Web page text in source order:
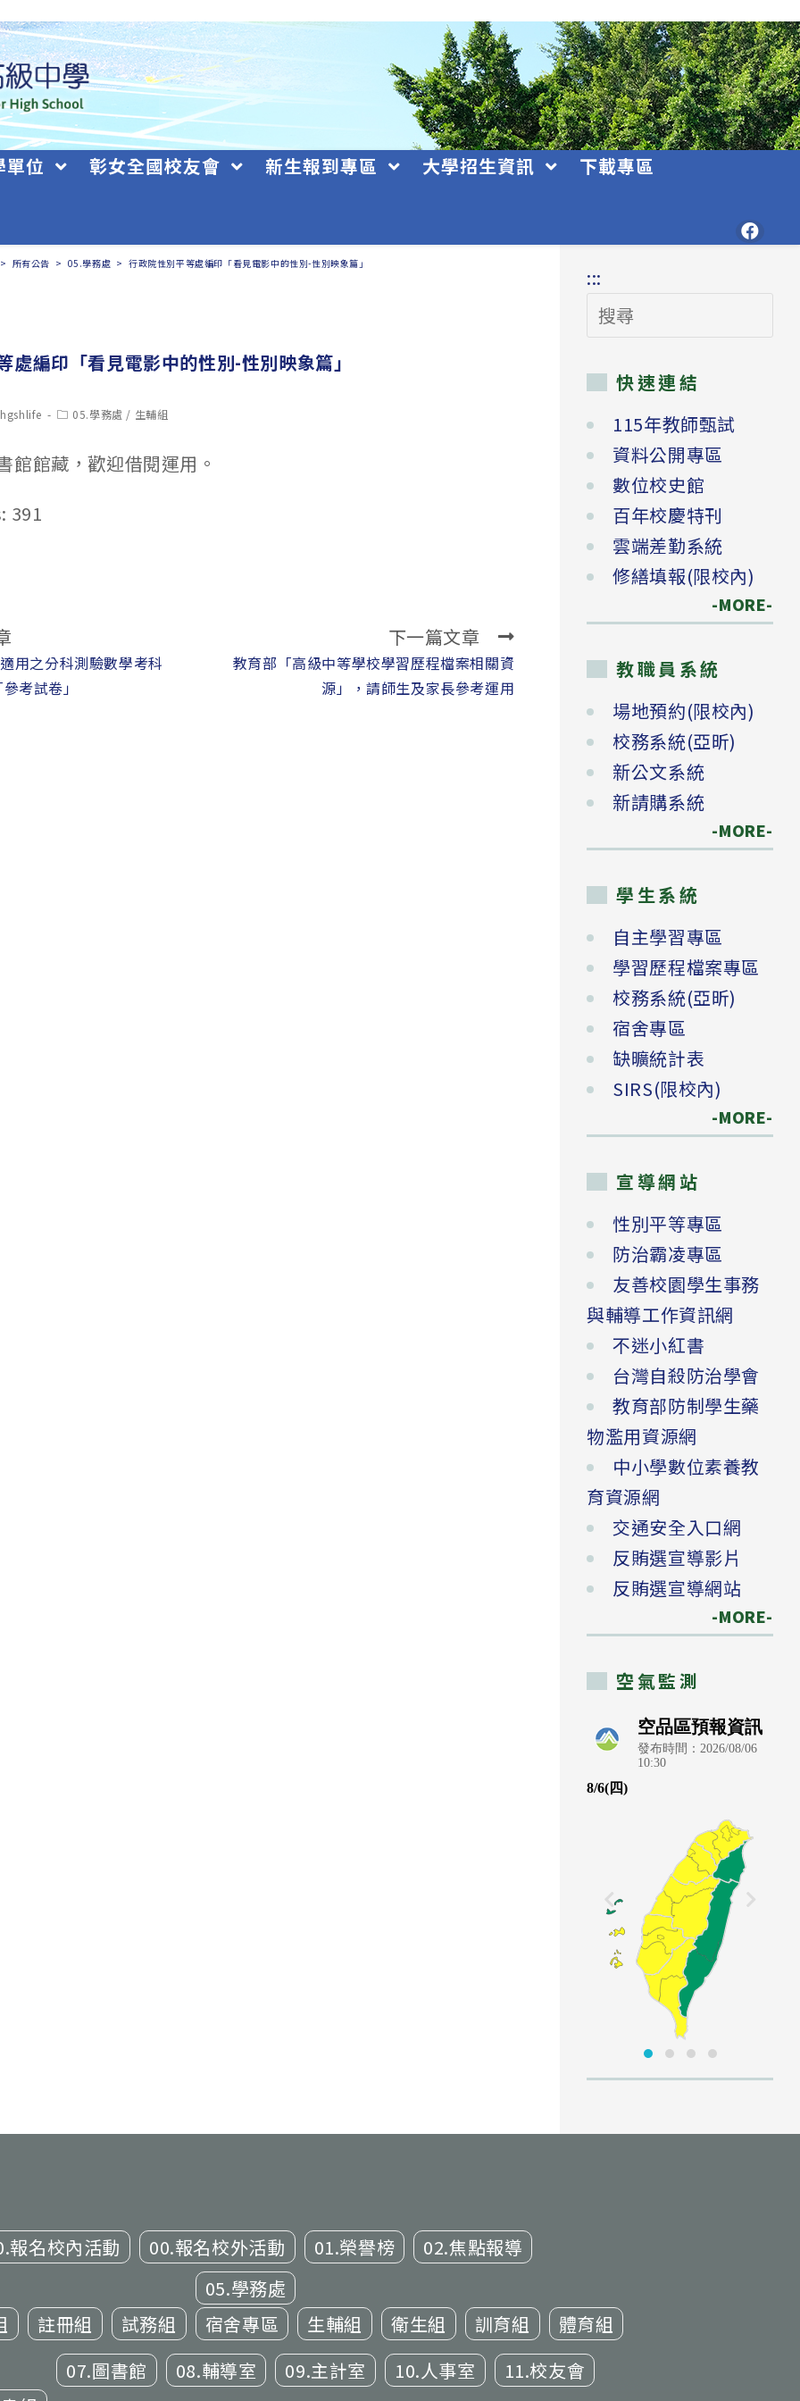
單位 彰女全國校友會 新生報到專區 大學招生資訊 下載專區
> 所有公告 > 05.學務處 > 行政院性別平等處編印「看見電影中的性別-性別映象篇」
處編印「看見電影中的性別-性別映象篇」
Post05.學務處 / 生輔組
館館藏，歡迎借閱運用。
391
用之分科測驗數學考科
考試卷」
下一篇文章
教育部「高級中等學校學習歷程檔案相關資
源」，請師生及家長參考運用
:::
搜
尋
快速連結
115年教師甄試
資料公開專區
數位校史館
百年校慶特刊
雲端差勤系統
修繕填報(限校內)
-MORE-
教職員系統
場地預約(限校內)
校務系統(亞昕)
新公文系統
新請購系統
-MORE-
學生系統
自主學習專區
學習歷程檔案專區
校務系統(亞昕)
宿舍專區
缺曠統計表
SIRS(限校內)
-MORE-
宣導網站
性別平等專區
防治霸凌專區
友善校園學生事務
與輔導工作資訊網
不迷小紅書
台灣自殺防治學會
教育部防制學生藥
物濫用資源網
中小學數位素養教
育資源網
交通安全入口網
反賄選宣導影片
反賄選宣導網站
-MORE-
空氣監測
報名校內活動 00.報名校外活動 01.榮譽榜 02.焦點報導
註冊組 試務組
05.學務處
宿舍專區
生輔組 衛生組 訓育組 體育組
07.圖書館 08.輔導室 09.主計室 10.人事室 11.校友會